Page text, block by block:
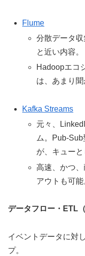
Flume
分散データ
と近い内容。
Hadoopエコ
は、あまり聞
Kafka Streams
元々、
ム。Pub-
が、キューと
高速、かつ
アウトも可能
データフロー・ ETL （
イベントデータに対
プ。